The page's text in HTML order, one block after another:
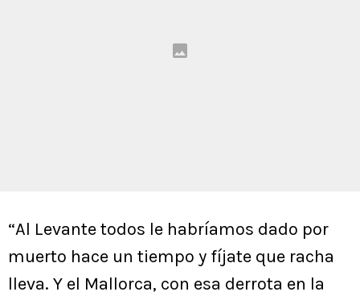
“Al Levante todos le habríamos dado por
muerto hace un tiempo y fíjate que racha
lleva. Y el Mallorca, con esa derrota en la